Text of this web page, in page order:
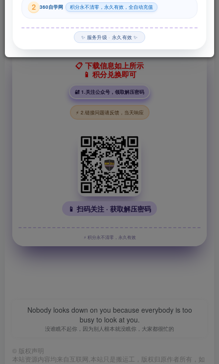
📋 下载信息如上所示
📱 积分兑换即可
🔐 1.关注公众号，领取解压密码
⚡ 2.链接问题请反馈，当天响应
📱 扫码关注 · 获取解压密码
⚡ 积分永不清零，永久有效
Nobody looks down on you because everybody is too
busy to look at you.
没谁瞧不起你，因为别人根本就没瞧你，大家都很忙的
© 版权声明
本站资源内容均来自互联网,本站只是搬运工，版权归原作者所有，如
2 360自学网 积分永不清零，永久有效，全自动充值
✨ 服务升级 · 永久有效 ✨